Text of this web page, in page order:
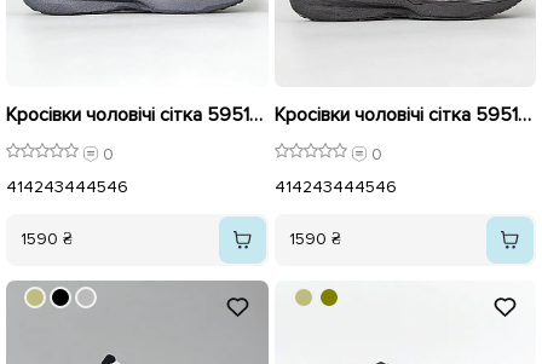
Кросівки чоловічі сітка 595198 Графіт
0
414243444546
1590 ₴
Кросівки чоловічі сітка 595197 Чорні
0
414243444546
1590 ₴